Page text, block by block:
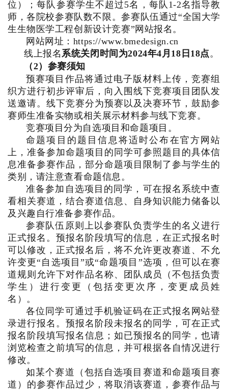
位）；每队参赛学生不超过5名，每队1-2名指导教
师，各院校参赛队数不限。参赛队伍通过“全国大学
生生物医学工程创新设计竞赛”网站报名。
网站网址：https://www.bmedesign.cn
线上报名系统关闭 时间为2024年4月18日 18点。
（2）参赛须知
预赛项目作品将通过电子版材料上传，竞赛组
织方进行初步评审后，向入围线下竞赛项目团队发
送邀请。线下竞赛分为预赛以及决赛环节，鼓励参
赛师生准备实物或相关展示材料参与线下竞赛。
竞赛项目分为自选项目和命题项目。
命题项目的题目信息将适时公布在官方网站
上，准备参加命题项目的同学可参照题目的具体信
息准备参赛作品，部分命题项目限制了参与学生的
类别，请注意查看命题信息。
准备参加自选项目的同学，可在报名系统中查
看相关赛道，结合赛道信息、自身知识能力储备以
及兴趣自行准备参赛作品。
参赛队伍原则上以参赛队负责学生的名义进行
正式报名。预报名阶段填写的信息，在正式报名时
可以修改，正式报名后，将不允许更改赛道、不允
许变更“自选项目”或“命题项目”选项，但可以在赛
道规则允许下对作品名称、团队成员（不包括负责
学生）进行变更（包括变更次序，变更成员姓
名）。
各位同学可通过手机验证码在正式报名网站登
录进行报名。预报名阶段未报名的同学，可在正式
报名阶段填写报名信息；如已预报名的同学，也请
浏览检查之前填写的信息，并可根据各自情况进行
修改。
如某个赛道（包括自选项目赛道和命题项目赛
道）的参赛作品过少，将取消该赛道，参赛作品与